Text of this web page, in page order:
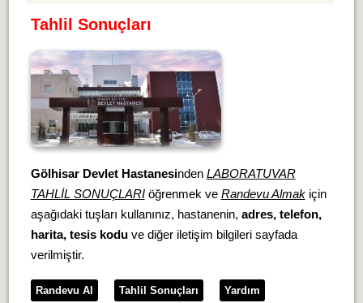
Tahlil Sonuçları
Gölhisar Devlet Hastanesinden LABORATUVAR
TAHLİL SONUÇLARIöğrenmek ve Randevu Almakiçin
aşağıdaki tuşları kullanınız, hastanenin, adres, telefon,
harita, tesis koduve diğer iletişim bilgileri sayfada
verilmiştir.
Randevu Al Tahlil Sonuçları Yardım